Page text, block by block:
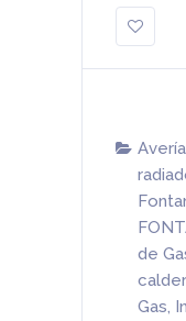
de
Gas,